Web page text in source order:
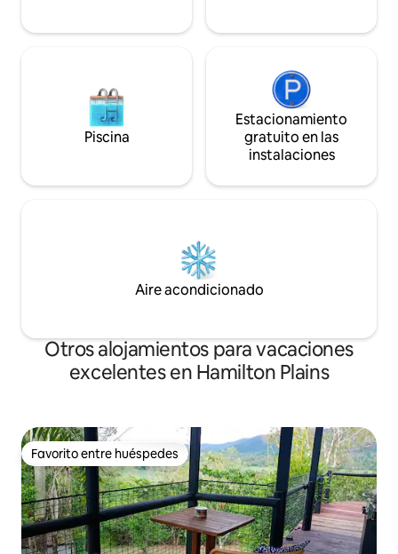
Piscina
Estacionamiento
gratuito en las
instalaciones
Aire acondicionado
Otros alojamientos para vacaciones
excelentes en Hamilton Plains
Favorito entre huéspedes
Favorito entre huéspedes